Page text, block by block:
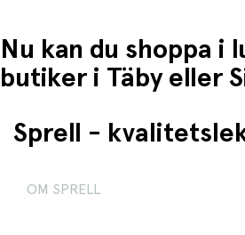
Nu kan du shoppa i
butiker i Täby eller
Sprell -
OM SPRELL